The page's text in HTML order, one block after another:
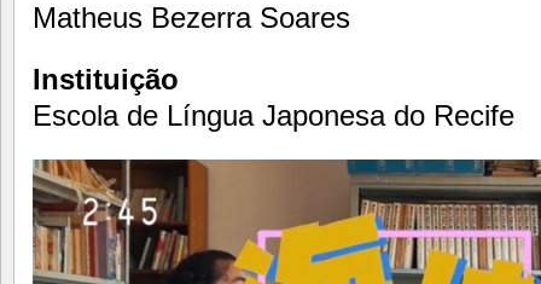
Matheus Bezerra Soares
Instituição
Escola de Língua Japonesa do Recife